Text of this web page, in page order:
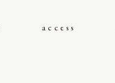
access